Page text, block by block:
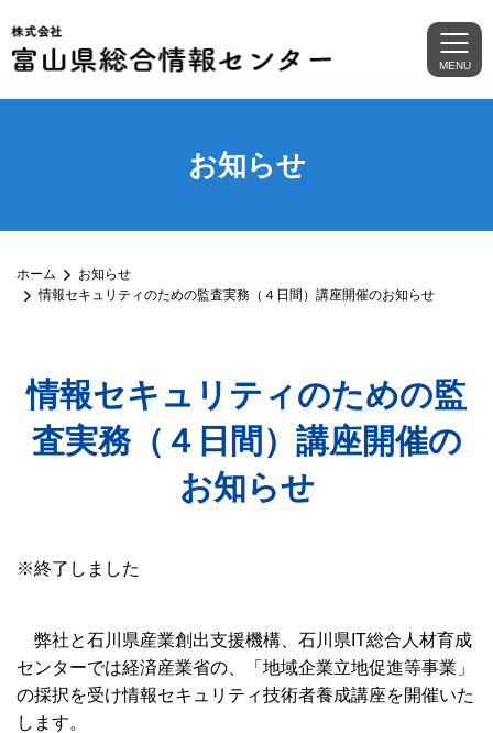
MENU
お知らせ
ホーム
お知らせ
情報セキュリティのための監査実務（４日間）講座開催のお知らせ
情報セキュリティのための監
査実務（４日間）講座開催の
お知らせ
※終了しました
弊社と石川県産業創出支援機構、石川県IT総合人材育成
センターでは経済産業省の、「地域企業立地促進等事業」
の採択を受け情報セキュリティ技術者養成講座を開催いた
します。